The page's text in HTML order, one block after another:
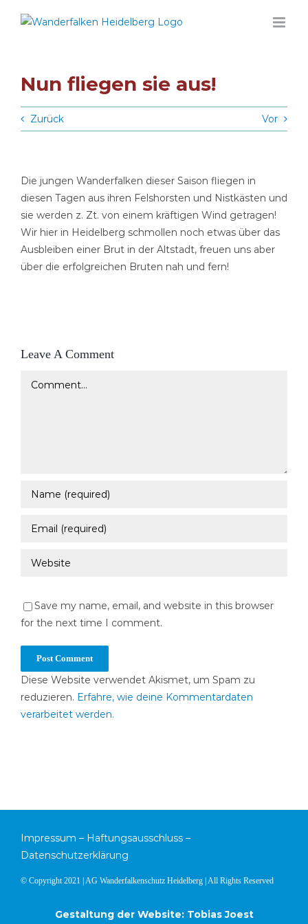
Inhalt
Nun fliegen sie aus!
Zurück Vor
Die jungen Wanderfalken dieser Saison fliegen in
diesen Tagen aus ihren Felshorsten und Nistkästen und
sie werden z. Zt. von einem kräftigen Wind getragen!
Wir hier in Heidelberg schmollen noch etwas über das
Ausbleiben einer Brut in der Altstadt, freuen uns aber
über die erfolgreichen Bruten nah und fern!
Leave A Comment
Comment
Save my name, email, and website in this browser
for the next time I comment.
Diese Website verwendet Akismet, um Spam zu
reduzieren. Erfahre, wie deine Kommentardaten
verarbeitet werden.
Impressum – Haftungsausschluss –
Datenschutzerklärung
© Copyright 2021 | AG Wanderfalkenschutz Heidelberg | All Rights Reserved
Gestaltung der Website: Tobias Joest